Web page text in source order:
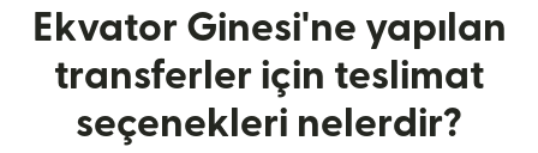
Ekvator Ginesi'ne yapılan
transferler için teslimat
seçenekleri nelerdir?